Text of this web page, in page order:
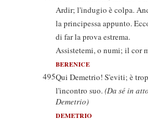
Ardir; l'indugio è colpa.
la principessa appunto.
di far la prova estrema.
Assistetemi, o numi; il cor
BERENICE
495Qui Demetrio! S'eviti; è
l'incontro suo.(Da sé in
Demetrio)
DEMETRIO